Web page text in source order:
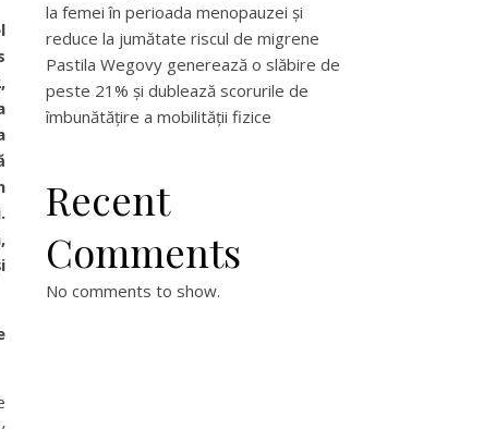
la femei în perioada menopauzei și
reduce la jumătate riscul de migrene
Pastila Wegovy generează o slăbire de
peste 21% și dublează scorurile de
îmbunătățire a mobilității fizice
Recent
Comments
No comments to show.